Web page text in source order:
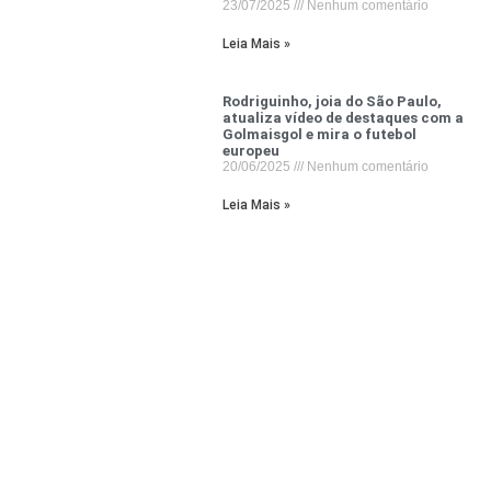
23/07/2025 Nenhum comentário
Leia Mais »
Rodriguinho, joia do São Paulo,
atualiza vídeo de destaques com a
Golmaisgol e mira o futebol
europeu
20/06/2025 Nenhum comentário
Leia Mais »